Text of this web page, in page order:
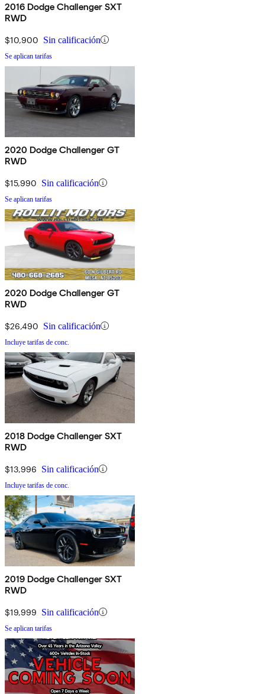
2016 Dodge Challenger SXT
RWD
$10,900 Sin calificación
Se aplican tarifas
2020 Dodge Challenger GT
RWD
$15,990 Sin calificación
Se aplican tarifas
2020 Dodge Challenger GT
RWD
$26,490 Sin calificación
Incluye tarifas de conc.
2018 Dodge Challenger SXT
RWD
$13,996 Sin calificación
Incluye tarifas de conc.
2019 Dodge Challenger SXT
RWD
$19,999 Sin calificación
Se aplican tarifas